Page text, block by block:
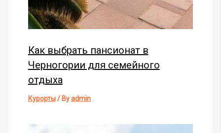
Как выбрать пансионат в
Черногории для семейного
отдыха
Курорты/ Byadmin